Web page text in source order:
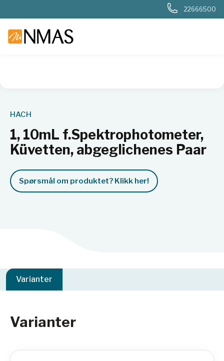
22666500
HACH
1, 10mL f.Spektrophotometer,
Küvetten, abgeglichenes Paar
Spørsmål om produktet? Klikk her!
Varianter
Varianter